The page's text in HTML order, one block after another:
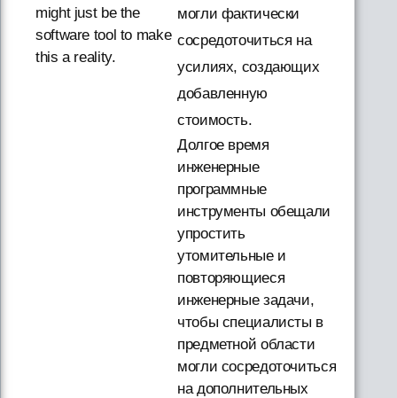
might just be the
software tool to make
this a reality.
могли фактически
сосредоточиться на
усилиях, создающих
добавленную
стоимость.
Долгое время
инженерные
программные
инструменты обещали
упростить
утомительные и
повторяющиеся
инженерные задачи,
чтобы специалисты в
предметной области
могли сосредоточиться
на дополнительных